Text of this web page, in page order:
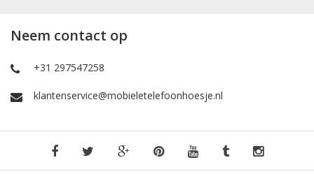
Neem contact op
+31 297547258
klantenservice@mobieletelefoonhoesje.nl